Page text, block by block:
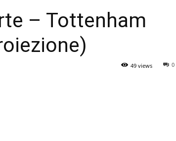
– Tottenham
0
49 views